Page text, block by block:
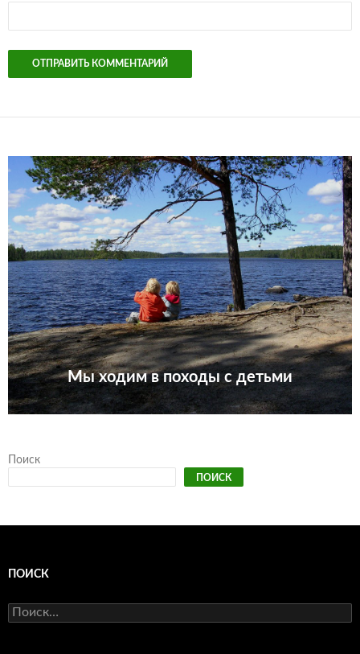
Мы ходим в походы с детьми
Поиск
ПОИСК
ПОИСК
Найти: